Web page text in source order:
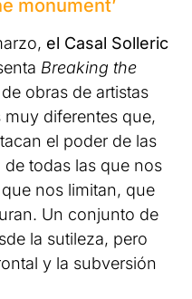
monument’
el Casal Solleric
Breaking the
obras de artistas
diferentes que,
el poder de las
todas las que nos
nos limitan, que
Un conjunto de
la sutileza, pero
y la subversión